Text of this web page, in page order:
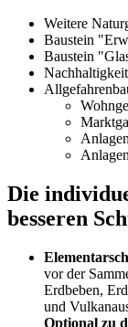
Weitere
Baustein
Baustein
Die
besseren
vor der
Erdbeben,
und
Optional zu